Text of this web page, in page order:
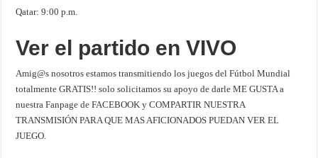
Qatar: 9:00 p.m.
Ver el partido en VIVO
Amig@s nosotros estamos transmitiendo los juegos del Fútbol Mundial
totalmente GRATIS!! solo solicitamos su apoyo de darle ME GUSTA a
nuestra Fanpage de FACEBOOK y COMPARTIR NUESTRA
TRANSMISIÓN PARA QUE MAS AFICIONADOS PUEDAN VER EL
JUEGO.